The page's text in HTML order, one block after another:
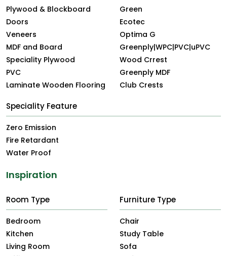
Plywood & Blockboard
Doors
Veneers
MDF and Board
Speciality Plywood
PVC
Laminate Wooden Flooring
Green
Ecotec
Optima G
Greenply|WPC|PVC|uPVC
Wood Crrest
Greenply MDF
Club Crests
Speciality Feature
Zero Emission
Fire Retardant
Water Proof
Inspiration
Room Type
Bedroom
Kitchen
Living Room
Furniture Type
Chair
Study Table
Sofa